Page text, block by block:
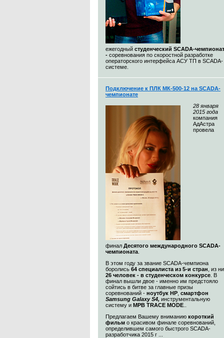
ежегодный студенческий SCADA-чемпионат
- соревнования по скоростной разработке
операторского интерфейса АСУ ТП в SCADA-
системе.
Подключение к ПЛК МК-500-12 на SCADA-
чемпионате
28 января
2015 года
компания
АдАстра
провела
финал Десятого международного SCADA-
чемпионата
В этом году за звание SCADA-чемпиона
боролись 64 специалиста из 5-и стран , из
26 человек - в студенческом конкурсе . В
финал вышли двое - именно им предстояло
сойтись в битве за главные призы
соревнований - ноутбук HP смартфон
Samsung Galaxy S4, инструментальную
систему и МРВ TRACE MODE
Предлагаем Вашему вниманию короткий
фильм о красивом финале соревнований,
определившем самого быстрого SCADA-
разработчика 2015 г ...